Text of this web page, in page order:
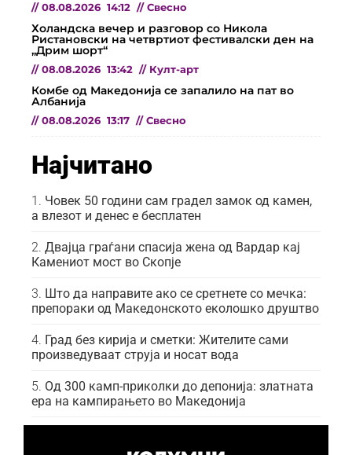
// 08.08.2026 14:12 // Свесно
Холандска вечер и разговор со Никола
Ристановски на четвртиот фестивалски ден на
„Дрим шорт“
// 08.08.2026 13:42 // Култ-арт
Комбе од Македонија се запалило на пат во
Албанија
// 08.08.2026 13:17 // Свесно
Најчитано
Човек 50 години сам градел замок од камен,
а влезот и денес е бесплатен
Двајца граѓани спасија жена од Вардар кај
Камениот мост во Скопје
Што да направите ако се сретнете со мечка:
препораки од Македонското еколошко друштво
Град без кирија и сметки: Жителите сами
произведуваат струја и носат вода
Од 300 камп-приколки до депонија: златната
ера на кампирањето во Македонија